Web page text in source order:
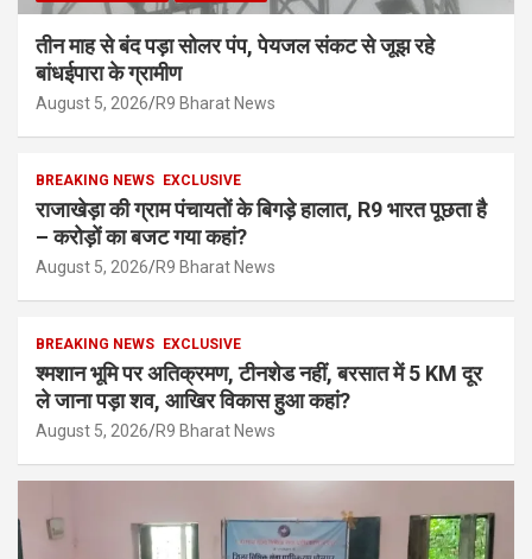
तीन माह से बंद पड़ा सोलर पंप, पेयजल संकट से जूझ रहे
बांधईपारा के ग्रामीण
August 5, 2026 R9 Bharat News
BREAKING NEWS EXCLUSIVE
राजाखेड़ा की ग्राम पंचायतों के बिगड़े हालात, R9 भारत पूछता है
– करोड़ों का बजट गया कहां?
August 5, 2026 R9 Bharat News
BREAKING NEWS EXCLUSIVE
श्मशान भूमि पर अतिक्रमण, टीनशेड नहीं, बरसात में 5 KM दूर
ले जाना पड़ा शव, आखिर विकास हुआ कहां?
August 5, 2026 R9 Bharat News